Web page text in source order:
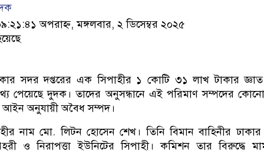
অপরাহ্ন, মঙ্গলবার, ২ ডিসেম্বর ২০২৫
সদর দপ্তরের এক সিপাহীর ১ কোটি ৩১ লাখ টাকার
পেয়েছে দুদক। তাদের অনুসন্ধানে এই পরিমাণ সম্পদের
অনুযায়ী অবৈধ সম্পদ।
নাম মো. লিটন হোসেন শেখ। তিনি বিমান বাহিনীর
ও নিরাপত্তা ইউনিটের সিপাহী। কমিশন তার বিরুদ্ধে